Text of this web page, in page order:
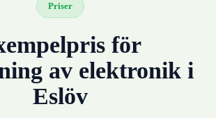
Priser
för
av elektronik i
Eslöv